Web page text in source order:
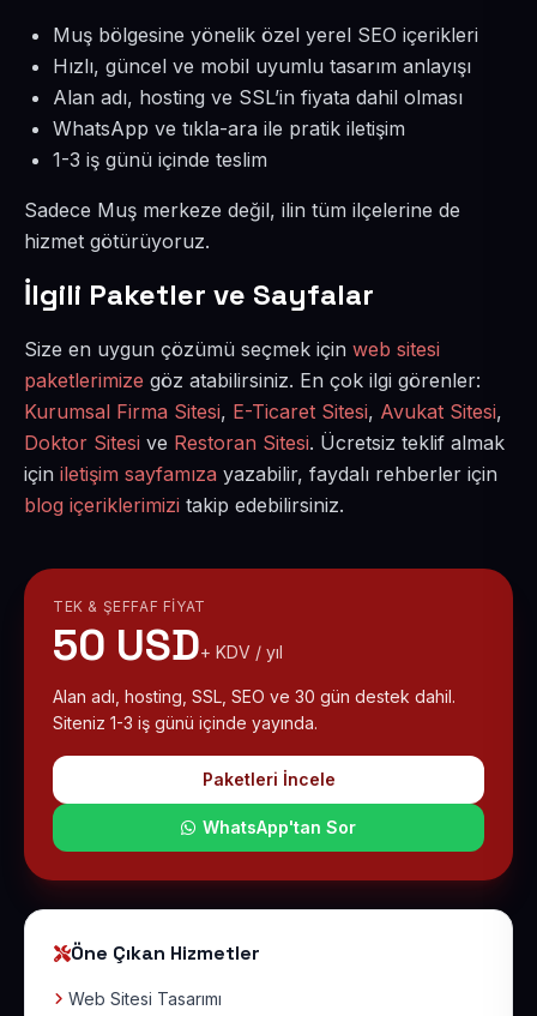
Muş bölgesine yönelik özel yerel SEO içerikleri
Hızlı, güncel ve mobil uyumlu tasarım anlayışı
Alan adı, hosting ve SSL’in fiyata dahil olması
WhatsApp ve tıkla-ara ile pratik iletişim
1-3 iş günü içinde teslim
Sadece Muş merkeze değil, ilin tüm ilçelerine de
hizmet götürüyoruz.
İlgili Paketler ve Sayfalar
Size en uygun çözümü seçmek için web sitesi
paketlerimize göz atabilirsiniz. En çok ilgi görenler:
Kurumsal Firma Sitesi, E-Ticaret Sitesi, Avukat Sitesi,
Doktor Sitesi ve Restoran Sitesi. Ücretsiz teklif almak
için iletişim sayfamıza yazabilir, faydalı rehberler için
blog içeriklerimizi takip edebilirsiniz.
TEK & ŞEFFAF FIYAT
50 USD+ KDV / yıl
Alan adı, hosting, SSL, SEO ve 30 gün destek dahil.
Siteniz 1-3 iş günü içinde yayında.
Paketleri İncele
WhatsApp'tan Sor
Öne Çıkan Hizmetler
Web Sitesi Tasarımı